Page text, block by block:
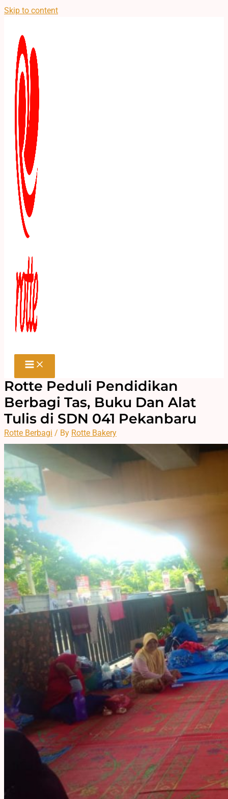
Skip to content
Rotte Peduli Pendidikan
Berbagi Tas, Buku Dan Alat
Tulis di SDN 041 Pekanbaru
Rotte Berbagi / By Rotte Bakery